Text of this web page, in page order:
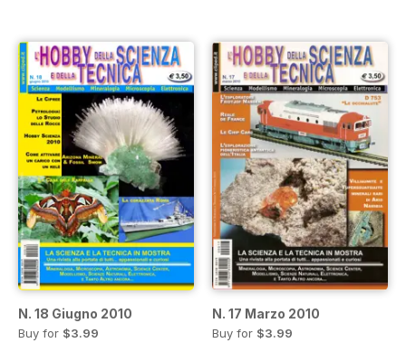
N. 18 Giugno 2010
Buy for $3.99
N. 17 Marzo 2010
Buy for $3.99